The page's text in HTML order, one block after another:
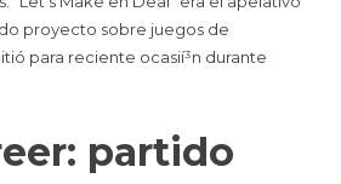
proyecto sobre juegos de
para reciente ocasií³n durante
partido